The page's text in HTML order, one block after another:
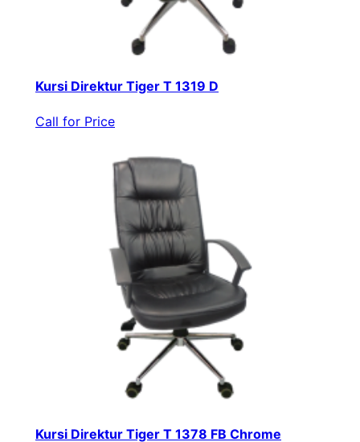
Kursi Direktur Tiger T 1319 D
Call for Price
Kursi Direktur Tiger T 1378 FB Chrome